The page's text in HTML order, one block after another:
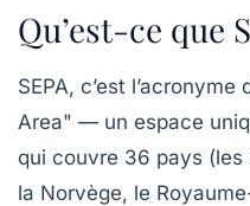
Qu’est-ce que
SEPA, c’est
Area" — un espace
qui couvre 36 pays (les
la Norvège, le